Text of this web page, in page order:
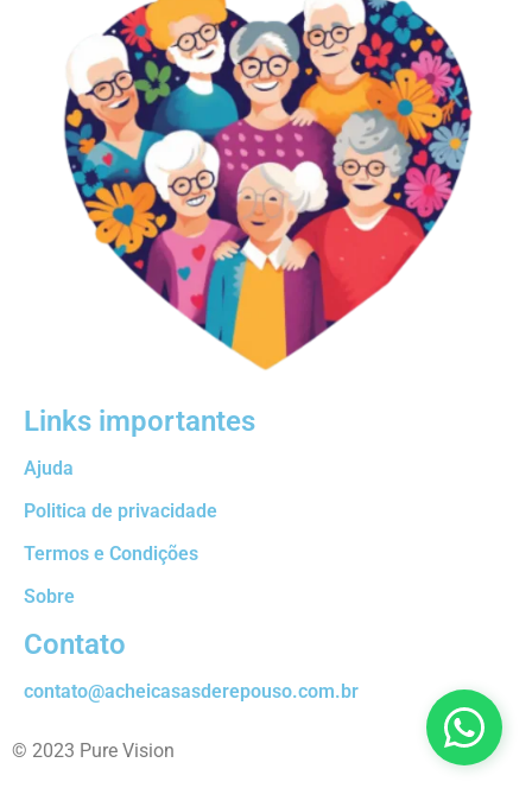
Links importantes
Ajuda
Politica de privacidade
Termos e Condições
Sobre
Contato
contato@acheicasasderepouso.com.br
© 2023 Pure Vision